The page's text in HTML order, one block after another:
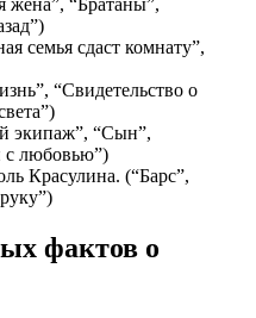
“Братаны”,
семья сдаст комнату”,
“Свидетельство о
экипаж”, “Сын”,
любовью”)
Красулина. (“Барс”,
фактов о